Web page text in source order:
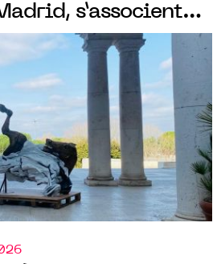
s’associent
expositions
avec Federico
Corf